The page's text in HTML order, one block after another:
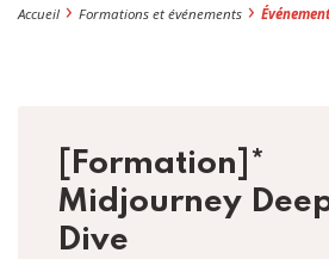
Accueil Formations et événements
[Formation]*
Midjourney
Dive